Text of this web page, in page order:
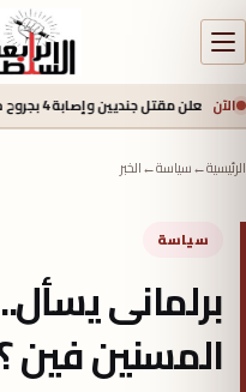
الآن4 بجروح خطرة في جنوب لبنان
الرئيسية←سياسة←الخبر
سياسة
برلمانى
المسنين فين